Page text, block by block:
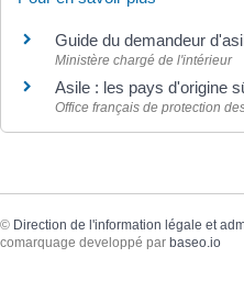
Guide du demandeur
Ministère chargé de l'intérieur
Asile : les pays d'origine
Office français de protection
© Direction de l'information légale et
comarquage developpé par baseo.io